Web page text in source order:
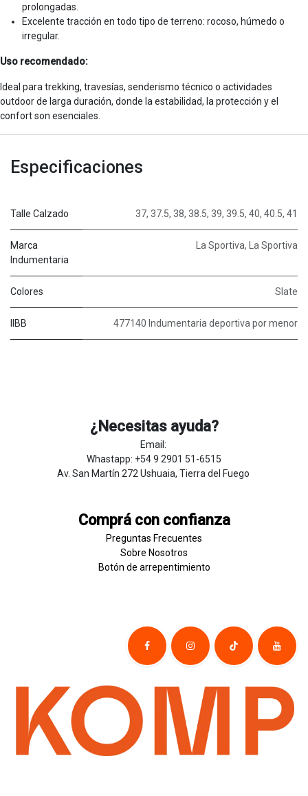
prolongadas.
Excelente tracción en todo tipo de terreno: rocoso, húmedo o
irregular.
Uso recomendado:
Ideal para trekking, travesías, senderismo técnico o actividades
outdoor de larga duración, donde la estabilidad, la protección y el
confort son esenciales.
Especificaciones
Talle Calzado 37, 37.5, 38, 38.5, 39, 39.5, 40, 40.5, 41
Marca
Indumentaria
La Sportiva, La Sportiva
Colores Slate
IIBB 477140 Indumentaria deportiva por menor
¿Necesitas ayuda?
Email:
Whastapp: +54 9 2901 51-6515
Av. San Martín 272 Ushuaia, Tierra del Fuego
Comprá con confianza
Preguntas Frecuentes
Sobre Nosotros
Botón de ​arrepentim​​​iento